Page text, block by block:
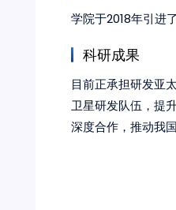
学院于2018年引进
科研成果
目前正承担研发亚
卫星研发队伍，提
深度合作，推动我